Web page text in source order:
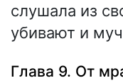
слушала из
убивают и
Глава 9. От